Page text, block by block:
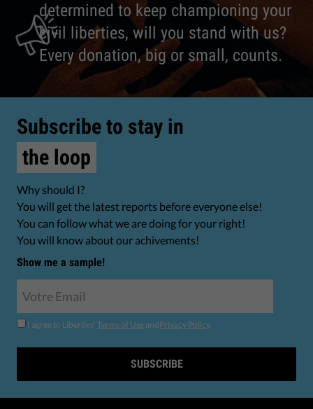
determined to keep championing your
civil liberties, will you stand with us?
Every donation, big or small, counts.
Subscribe to stay in
the loop
Why should I?
You will get the latest reports before everyone else!
You can follow what we are doing for your right!
You will know about our achivements!
Show me a sample!
I agree to Liberties' Terms of Use andPrivacy Policy.
SUBSCRIBE